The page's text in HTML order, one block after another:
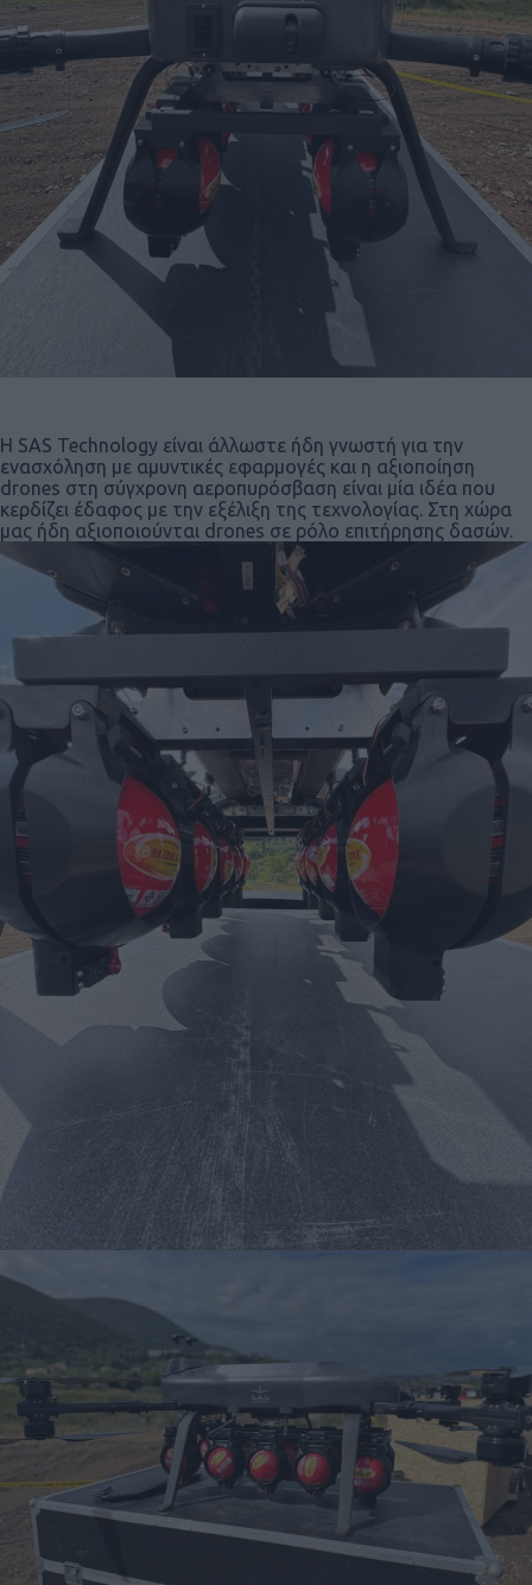
Η SAS Technology είναι άλλωστε ήδη γνωστή για την
ενασχόληση με αμυντικές εφαρμογές και η αξιοποίηση
drones στη σύγχρονη αεροπυρόσβαση είναι μία ιδέα που
κερδίζει έδαφος με την εξέλιξη της τεχνολογίας. Στη χώρα
μας ήδη αξιοποιούνται drones σε ρόλο επιτήρησης δασών.